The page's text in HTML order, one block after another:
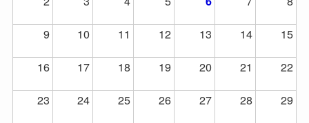
9
10 11 12 13 14
15
16
17 18 19 20 21
22
23
24 25 26 27 28
29